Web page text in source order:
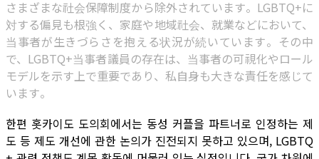
さまざまな社会保障制度から除外されています。LGBTQ+に
対する偏見も根強く、家庭や地域社会、就業などにおいて、
当事者が生きづらさを抱える状況が続いています。その中
で、LGBTQ+当事者議員の存在は、当事者の可視化やロール
モデルを示す上で重要であり、私自身も大きな責任を感じて
います。
한편 홋카이도 도의회에서는 동성 커플을 파트너로 인정하는 제
도 등 제도 개선에 관한 논의가 진전되지 못하고 있으며, LGBTQ